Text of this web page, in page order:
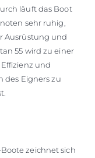
läuft das Boot
sehr ruhig,
Ausrüstung und
55 wird zu einer
und
des Eigners zu
zeichnet sich